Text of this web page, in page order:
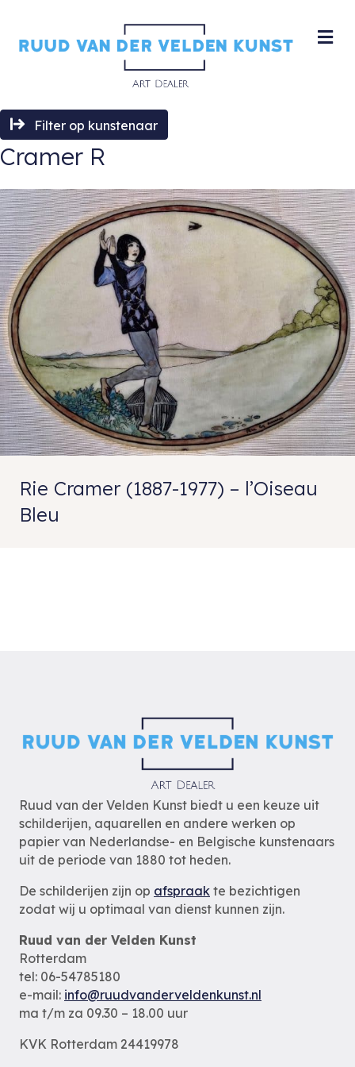
Filter op kunstenaar
Cramer R
Rie Cramer (1887-1977) – l’Oiseau
Bleu
Ruud van der Velden Kunst biedt u een keuze uit
schilderijen, aquarellen en andere werken op
papier van Nederlandse- en Belgische kunstenaars
uit de periode van 1880 tot heden.
De schilderijen zijn op afspraak te bezichtigen
zodat wij u optimaal van dienst kunnen zijn.
Ruud van der Velden Kunst
Rotterdam
tel: 06-54785180
e-mail: info@ruudvanderveldenkunst.nl
ma t/m za 09.30 – 18.00 uur
KVK Rotterdam 24419978